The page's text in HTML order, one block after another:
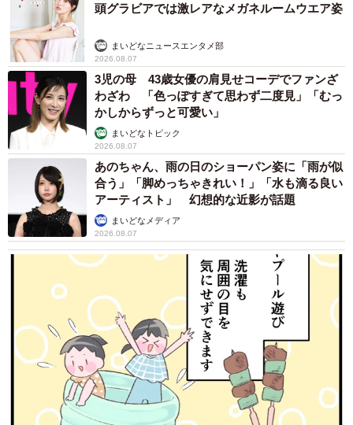
客とねこわらびさんの値段交渉のやり取り（提供画像）
頭グラビアでは激レアなメガネルームウエア姿
まいどなニュースエンタメ部
2026.08.07
3児の母 43歳女優の肩見せコーデでファンざ
わざわ 「色っぽすぎて思わず二度見」「むっ
かしからずっと可愛い」
まいどなトピック
2026.08.07
あのちゃん、雨の日のショーパン姿に「雨が似
合う」「脚めっちゃきれい！」「水も滴る良い
アーティスト」 幻想的な近影が話題
まいどなメディア
2026.08.07